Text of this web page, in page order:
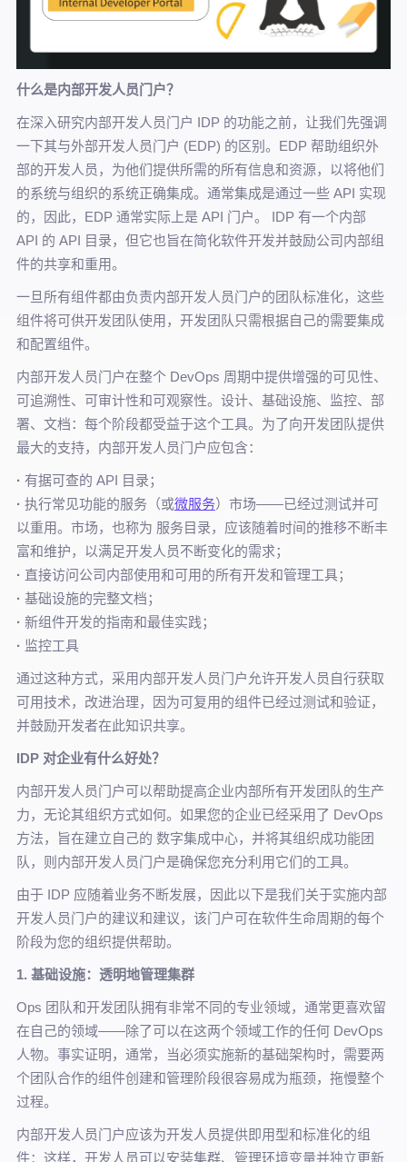
什么是内部开发人员门户？
在深入研究内部开发人员门户 IDP 的功能之前，让我们先强调
一下其与外部开发人员门户 (EDP) 的区别。EDP 帮助组织外
部的开发人员，为他们提供所需的所有信息和资源，以将他们
的系统与组织的系统正确集成。通常集成是通过一些 API 实现
的，因此，EDP 通常实际上是 API 门户。 IDP 有一个内部
API 的 API 目录，但它也旨在简化软件开发并鼓励公司内部组
件的共享和重用。
一旦所有组件都由负责内部开发人员门户的团队标准化，这些
组件将可供开发团队使用，开发团队只需根据自己的需要集成
和配置组件。
内部开发人员门户在整个 DevOps 周期中提供增强的可见性、
可追溯性、可审计性和可观察性。设计、基础设施、监控、部
署、文档：每个阶段都受益于这个工具。为了向开发团队提供
最大的支持，内部开发人员门户应包含：
· 有据可查的 API 目录；
· 执行常见功能的服务（或微服务）市场——已经过测试并可
以重用。市场，也称为 服务目录，应该随着时间的推移不断丰
富和维护，以满足开发人员不断变化的需求；
· 直接访问公司内部使用和可用的所有开发和管理工具；
· 基础设施的完整文档；
· 新组件开发的指南和最佳实践；
· 监控工具
通过这种方式，采用内部开发人员门户允许开发人员自行获取
可用技术，改进治理，因为可复用的组件已经过测试和验证，
并鼓励开发者在此知识共享。
IDP 对企业有什么好处？
内部开发人员门户可以帮助提高企业内部所有开发团队的生产
力，无论其组织方式如何。如果您的企业已经采用了 DevOps
方法，旨在建立自己的 数字集成中心，并将其组织成功能团
队，则内部开发人员门户是确保您充分利用它们的工具。
由于 IDP 应随着业务不断发展，因此以下是我们关于实施内部
开发人员门户的建议和建议，该门户可在软件生命周期的每个
阶段为您的组织提供帮助。
1. 基础设施：透明地管理集群
Ops 团队和开发团队拥有非常不同的专业领域，通常更喜欢留
在自己的领域——除了可以在这两个领域工作的任何 DevOps
人物。事实证明，通常，当必须实施新的基础架构时，需要两
个团队合作的组件创建和管理阶段很容易成为瓶颈，拖慢整个
过程。
内部开发人员门户应该为开发人员提供即用型和标准化的组
件：这样，开发人员可以安装集群、管理环境变量并独立更新